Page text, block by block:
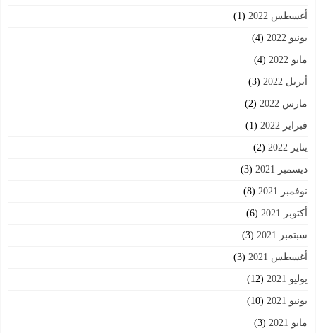
أغسطس 2022 (1)
يونيو 2022 (4)
مايو 2022 (4)
أبريل 2022 (3)
مارس 2022 (2)
فبراير 2022 (1)
يناير 2022 (2)
ديسمبر 2021 (3)
نوفمبر 2021 (8)
أكتوبر 2021 (6)
سبتمبر 2021 (3)
أغسطس 2021 (3)
يوليو 2021 (12)
يونيو 2021 (10)
مايو 2021 (3)